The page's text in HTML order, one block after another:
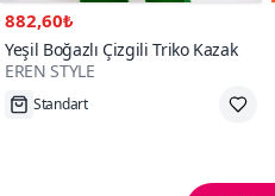
882,60₺
Yeşil Boğazlı Çizgili Triko Kazak
EREN STYLE
Tükenmek Üzere